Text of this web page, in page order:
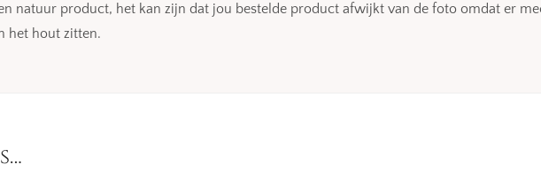
natuur product, het kan zijn dat jou bestelde product afwijkt van de foto omdat er
het hout zitten.